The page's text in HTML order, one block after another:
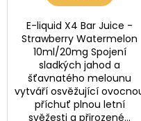
E-liquid X4 Bar Juice -
Strawberry Watermelon
10ml/20mg Spojení
sladkých jahod a
šťavnatého melounu
vytváří osvěžující
příchuť plnou letní
svěžesti a přirozené...